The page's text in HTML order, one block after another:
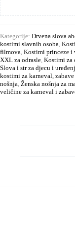
Kategorije: Drvena slova
kostimi slavnih osoba,
filmova, Kostimi princeze i
XXL za odrasle, Kostimi za
Slova i str za djecu i
kostimi za karneval, zabave
nošnja, Ženska nošnja za
veličine za karneval i